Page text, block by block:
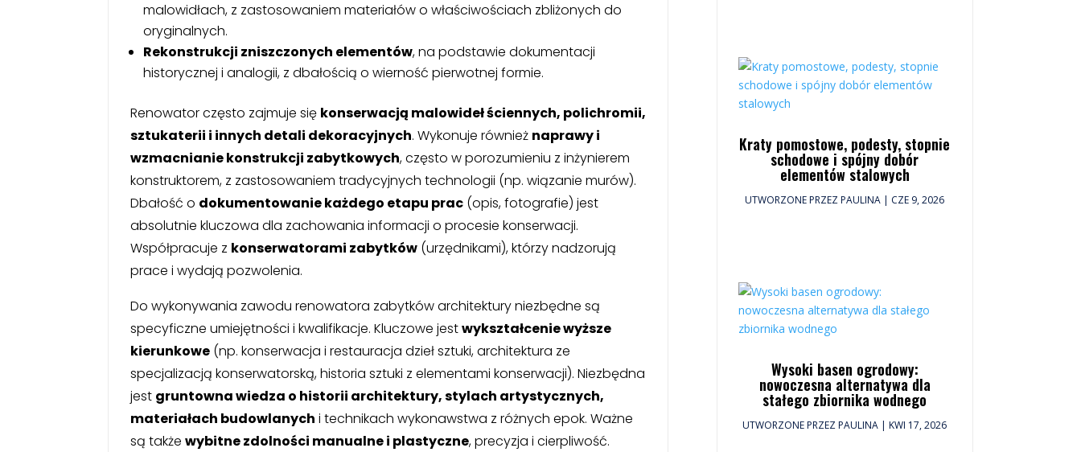
malowidłach, z zastosowaniem materiałów o właściwościach zbliżonych do
oryginalnych.
Rekonstrukcji zniszczonych elementów, na podstawie dokumentacji
historycznej i analogii, z dbałością o wierność pierwotnej formie.
Renowator często zajmuje się konserwacją malowideł ściennych, polichromii,
sztukaterii i innych detali dekoracyjnych. Wykonuje również naprawy i
wzmacnianie konstrukcji zabytkowych, często w porozumieniu z inżynierem
konstruktorem, z zastosowaniem tradycyjnych technologii (np. wiązanie murów).
Dbałość o dokumentowanie każdego etapu prac (opis, fotografie) jest
absolutnie kluczowa dla zachowania informacji o procesie konserwacji.
Współpracuje z konserwatorami zabytków (urzędnikami), którzy nadzorują
prace i wydają pozwolenia.
Do wykonywania zawodu renowatora zabytków architektury niezbędne są
specyficzne umiejętności i kwalifikacje. Kluczowe jestwykształcenie wyższe
kierunkowe (np. konserwacja i restauracja dzieł sztuki, architektura ze
specjalizacją konserwatorską, historia sztuki z elementami konserwacji). Niezbędna
jest gruntowna wiedza o historii architektury, stylach artystycznych,
materiałach budowlanych i technikach wykonawstwa z różnych epok. Ważne
są takżewybitne zdolności manualne i plastyczne, precyzja i cierpliwość.
Kraty pomostowe, podesty, stopnie
schodowe i spójny dobór
elementów stalowych
UTWORZONE PRZEZPAULINA | CZE 9, 2026
Wysoki basen ogrodowy:
nowoczesna alternatywa dla
stałego zbiornika wodnego
UTWORZONE PRZEZPAULINA |KWI 17, 2026